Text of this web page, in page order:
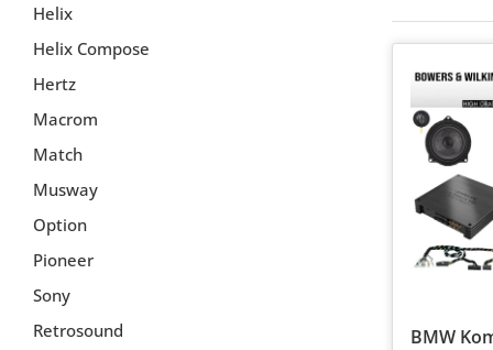
Helix
Helix Compose
Hertz
Macrom
Match
Musway
Option
Pioneer
Sony
Retrosound
BMW